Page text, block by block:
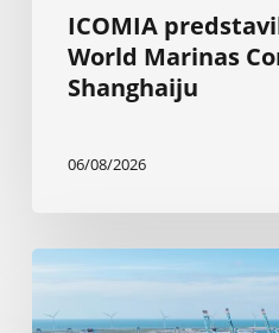
ICOMIA
World Marinas
Shanghaiju
06/08/2026
Rotterdam:
brodova